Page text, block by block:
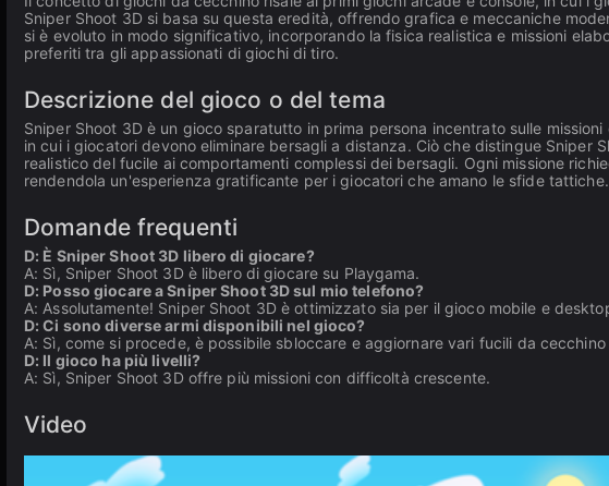
Sniper Shoot 3D si basa su questa eredità, offrendo grafica e meccaniche
si è evoluto in modo significativo, incorporando la fisica realistica e missioni
preferiti tra gli appassionati di giochi di tiro.
Descrizione del gioco o del tema
Sniper Shoot 3D è un gioco sparatutto in prima persona incentrato sulle
in cui i giocatori devono eliminare bersagli a distanza. Ciò che distingue Sniper
realistico del fucile ai comportamenti complessi dei bersagli. Ogni missione
rendendola un'esperienza gratificante per i giocatori che amano le sfide tattiche.
Domande frequenti
D: È Sniper Shoot 3D libero di giocare?
A: Sì, Sniper Shoot 3D è libero di giocare su Playgama.
D: Posso giocare a Sniper Shoot 3D sul mio telefono?
A: Assolutamente! Sniper Shoot 3D è ottimizzato sia per il gioco mobile e
D: Ci sono diverse armi disponibili nel gioco?
A: Sì, come si procede, è possibile sbloccare e aggiornare vari fucili da
D: Il gioco ha più livelli?
A: Sì, Sniper Shoot 3D offre più missioni con difficoltà crescente.
Video